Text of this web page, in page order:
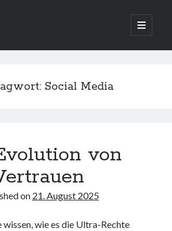
open
primary
Suchen
Social Media
von
on 21. August 2025
wie es die Ultra-Rechte